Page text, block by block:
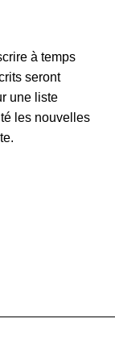
à temps
seront
une liste
les nouvelles